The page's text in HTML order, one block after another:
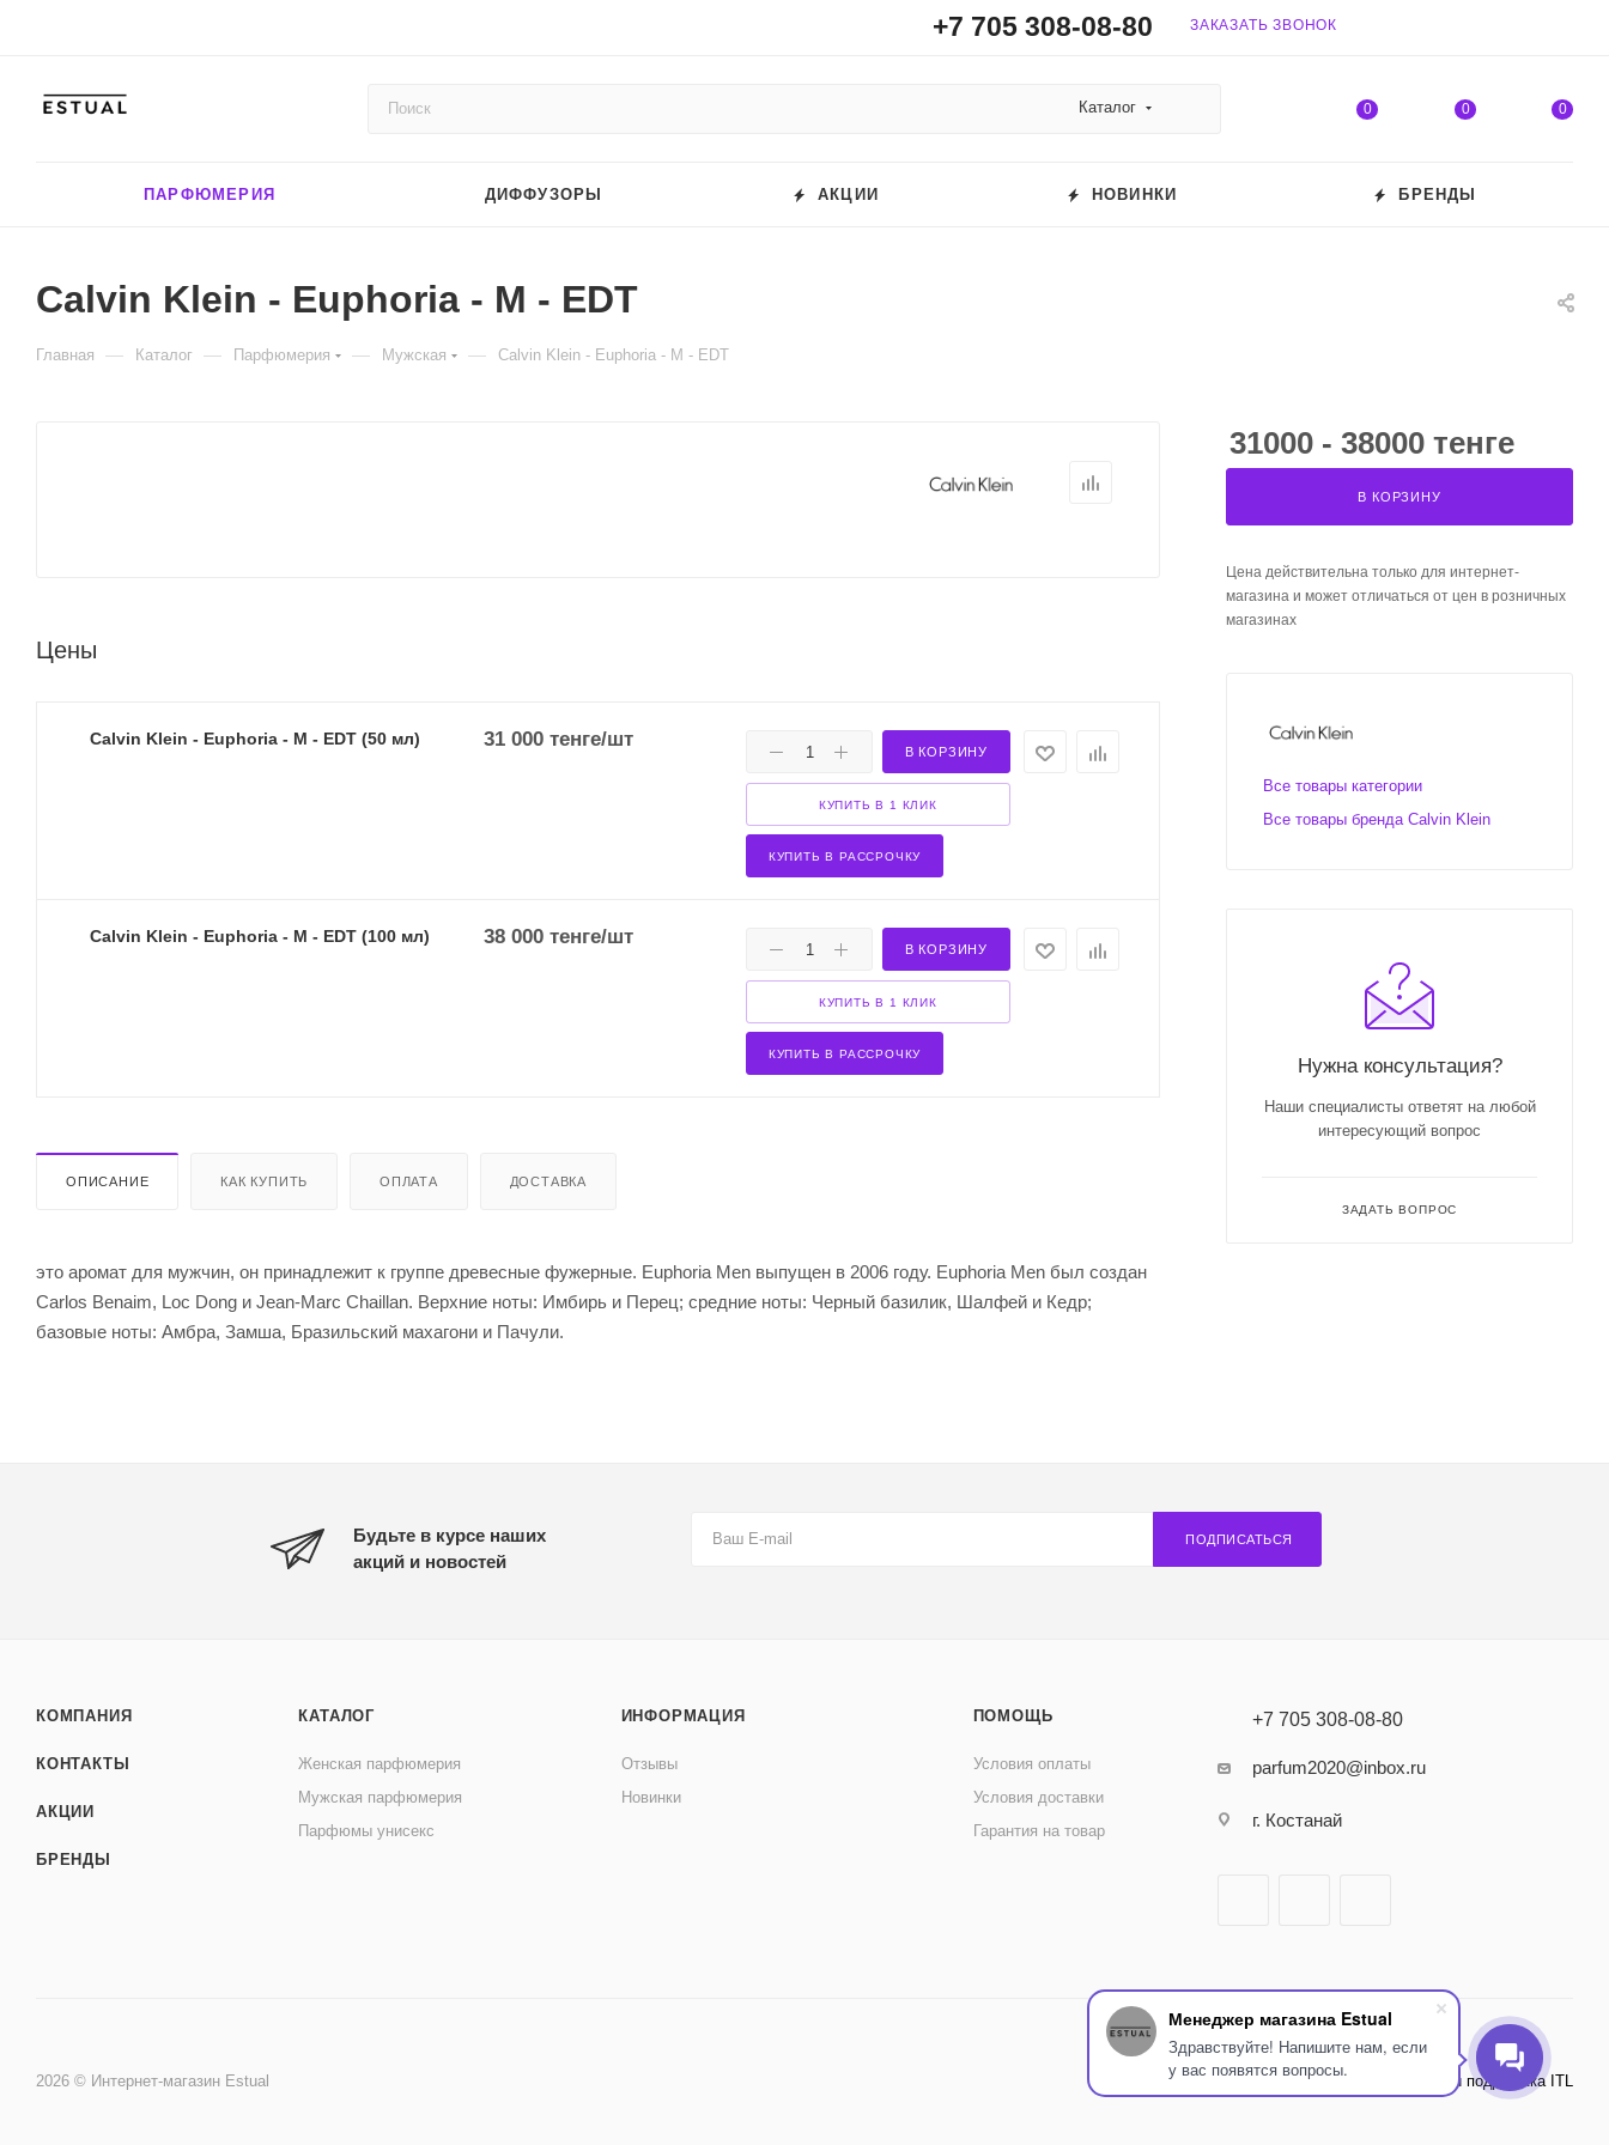
Менеджер магазина Estual
Здравствуйте! Напишите нам, если
у вас появятся вопросы.
+7 705 308-08-80 ЗАКАЗАТЬ ЗВОНОК
Каталог 0 0 0
ПАРФЮМЕРИЯ ДИФФУЗОРЫ АКЦИИ НОВИНКИ БРЕНДЫ
Calvin Klein - Euphoria - M - EDT
Главная — Каталог — Парфюмерия — Мужская — Calvin Klein - Euphoria - M - EDT
Цены
Calvin Klein - Euphoria - M - EDT (50 мл) 31 000тенге/шт
В КОРЗИНУ
КУПИТЬ В 1 КЛИК
КУПИТЬ В РАССРОЧКУ
Calvin Klein - Euphoria - M - EDT (100 мл) 38 000тенге/шт
В КОРЗИНУ
КУПИТЬ В 1 КЛИК
КУПИТЬ В РАССРОЧКУ
ОПИСАНИЕ КАК КУПИТЬ ОПЛАТА ДОСТАВКА
это аромат для мужчин, он принадлежит к группе древесные фужерные. Euphoria Men выпущен в 2006 году. Euphoria Men был создан
Carlos Benaim, Loc Dong и Jean-Marc Chaillan. Верхние ноты: Имбирь и Перец; средние ноты: Черный базилик, Шалфей и Кедр;
базовые ноты: Амбра, Замша, Бразильский махагони и Пачули.
31000 - 38000 тенге
В КОРЗИНУ
Цена действительна только для интернет-
магазина и может отличаться от цен в розничных
магазинах
Все товары категории
Все товары бренда Calvin Klein
Нужна консультация?
Наши специалисты ответят на любой
интересующий вопрос
ЗАДАТЬ ВОПРОС
Будьте в курсе наших
акций и новостей
ПОДПИСАТЬСЯ
КОМПАНИЯ
КОНТАКТЫ
АКЦИИ
БРЕНДЫ
КАТАЛОГ
Женская парфюмерия
Мужская парфюмерия
Парфюмы унисекс
ИНФОРМАЦИЯ
Отзывы
Новинки
ПОМОЩЬ
Условия оплаты
Условия доставки
Гарантия на товар
+7 705 308-08-80
parfum2020@inbox.ru
г. Костанай
2026 © Интернет-магазин Estual Внедрение и поддержка ITL